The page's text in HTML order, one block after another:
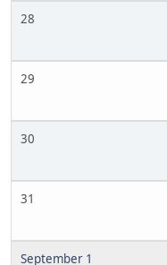
28
29
30
31
September 1